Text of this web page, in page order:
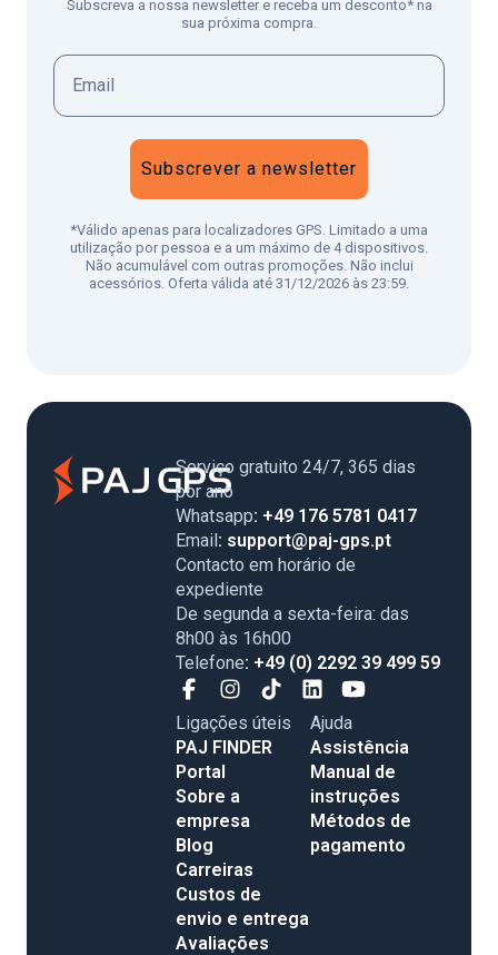
Subscreva a nossa newsletter e receba um desconto* na
sua próxima compra.
Subscrever a newsletter
*Válido apenas para localizadores GPS. Limitado a uma
utilização por pessoa e a um máximo de 4 dispositivos.
Não acumulável com outras promoções. Não inclui
acessórios. Oferta válida até 31/12/2026 às 23:59.
Serviço gratuito 24/7, 365 dias
por ano
Whatsapp: +49 176 5781 0417
Email: support@paj-gps.pt
Contacto em horário de
expediente
De segunda a sexta-feira: das
8h00 às 16h00
Telefone: +49 (0) 2292 39 499 59
Ligações úteis
PAJ FINDER
Portal
Sobre a
empresa
Blog
Carreiras
Custos de
envio e entrega
Avaliações
Ajuda
Assistência
Manual de
instruções
Métodos de
pagamento